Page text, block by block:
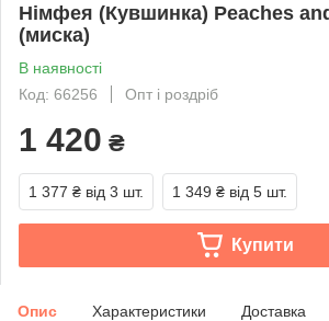
Німфея (Кувшинка) Peaches
(миска)
В наявності
Код: 66256
Опт і роздріб
1 420 ₴
1 377 ₴ від 3 шт. 1 349 ₴ від 5 шт.
Купити
Опис Характеристики Доставка